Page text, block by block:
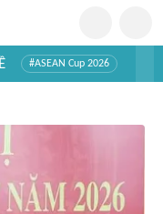
#ASEAN Cup 2026